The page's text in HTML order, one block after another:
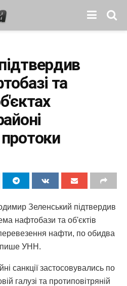
та
Зеленський підтвердив
нафтобази та об'єктів
нафти, по обидва
пише УНН.
санкції застосовувались по
галузі та протиповітряній